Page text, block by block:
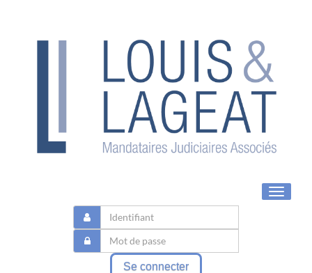
Toggle
Se connecter